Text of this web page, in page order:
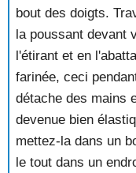
bout des doigts.
la poussant devant
l'étirant et en
farinée, ceci
détache des mains
devenue bien
mettez-la dans un
le tout dans un